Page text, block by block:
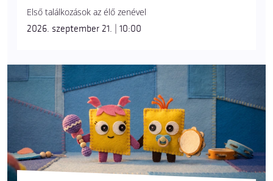
Első találkozások az élő zenével
2026. szeptember 21. | 10:00